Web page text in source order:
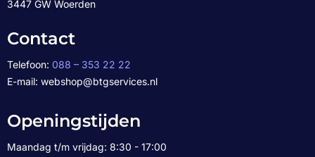
3447 GW Woerden
Contact
Telefoon: 088 – 353 22 22
E-mail: webshop@btgservices.nl
Openingstijden
Maandag t/m vrijdag: 8:30 - 17:00